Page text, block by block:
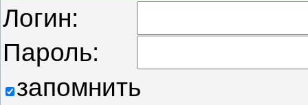
Логин:
Пароль:
запомнить